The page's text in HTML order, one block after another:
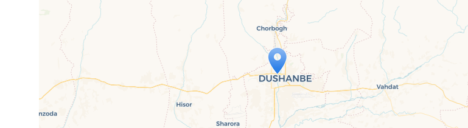
Travelers' Map is loading...
If you see this after your page is loaded completely, leafletJS files are
missing.